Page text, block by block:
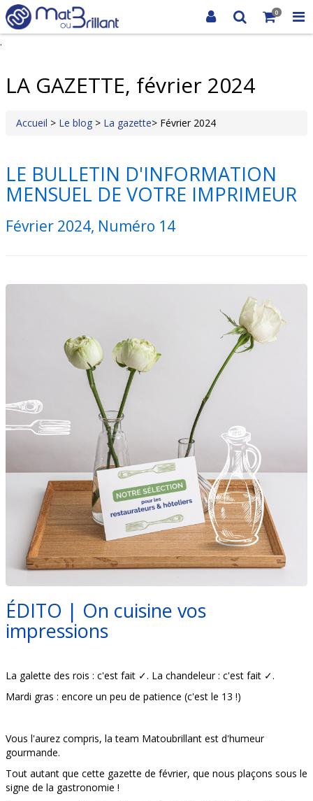
.
0
LA GAZETTE, février 2024
Accueil > Le blog > La gazette> Février 2024
LE BULLETIN D'INFORMATION
MENSUEL DE VOTRE IMPRIMEUR
Février 2024, Numéro 14
ÉDITO | On cuisine vos
impressions
La galette des rois : c'est fait ✓. La chandeleur : c'est fait ✓.
Mardi gras : encore un peu de patience (c'est le 13 !)
Vous l'aurez compris, la team Matoubrillant est d'humeur
gourmande.
Tout autant que cette gazette de février, que nous plaçons sous le
signe de la gastronomie !